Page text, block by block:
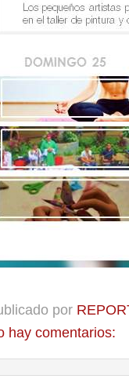
por
hay comentarios: